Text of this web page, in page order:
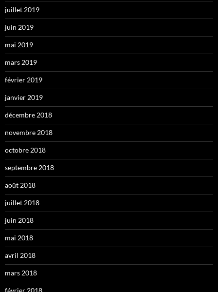
juillet 2019
juin 2019
mai 2019
mars 2019
février 2019
janvier 2019
décembre 2018
novembre 2018
octobre 2018
septembre 2018
août 2018
juillet 2018
juin 2018
mai 2018
avril 2018
mars 2018
février 2018